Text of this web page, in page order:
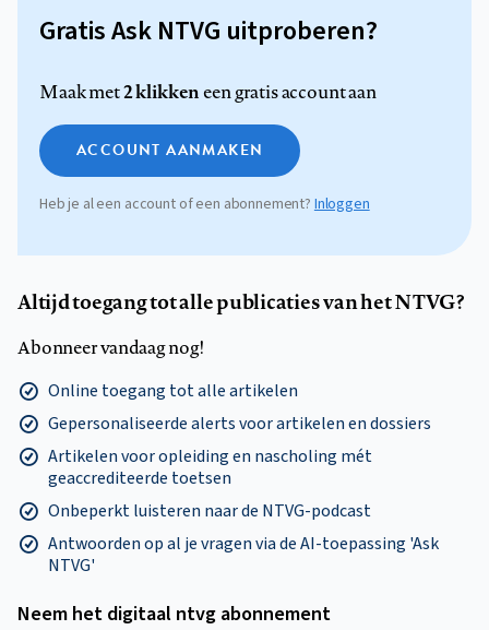
Gratis Ask NTVG uitproberen?
Maak met2 klikkeneen gratis account aan
ACCOUNT AANMAKEN
Heb je al een account of een abonnement?Inloggen
Altijd toegang tot alle publicaties van het NTVG?
Abonneer vandaag nog!
Online toegang tot alle artikelen
Gepersonaliseerde alerts voor artikelen en dossiers
Artikelen voor opleiding en nascholing mét
geaccrediteerde toetsen
Onbeperkt luisteren naar de NTVG-podcast
Antwoorden op al je vragen via de AI-toepassing 'Ask
NTVG'
Neem het digitaal ntvg abonnement